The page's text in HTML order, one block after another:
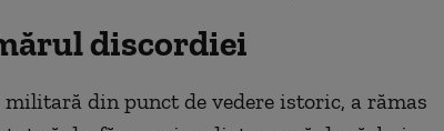
discordiei
din punct de vedere istoric, a rămas